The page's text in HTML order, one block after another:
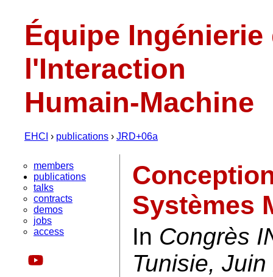
Équipe Ingénierie
l'Interaction
Humain-Machine
EHCI › publications › JRD+06a
members
publications
talks
contracts
demos
jobs
access
Systèmes
In Congrès
Tunisie,